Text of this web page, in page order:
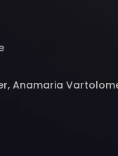
Anamaria
Julien de Saint
Abde
Dupont, Olivier Le